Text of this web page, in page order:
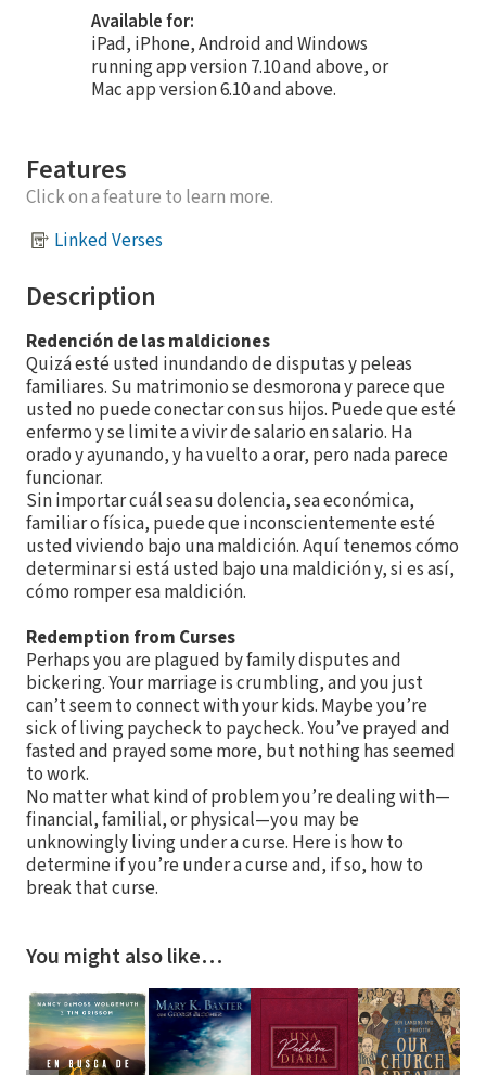
Available for:
iPad, iPhone, Android and Windows
running app version 7.10 and above, or
Mac app version 6.10 and above.
Features
Click on a feature to learn more.
Linked Verses
Description
Redención de las maldiciones
Quizá esté usted inundando de disputas y peleas
familiares. Su matrimonio se desmorona y parece que
usted no puede conectar con sus hijos. Puede que esté
enfermo y se limite a vivir de salario en salario. Ha
orado y ayunando, y ha vuelto a orar, pero nada parece
funcionar.
Sin importar cuál sea su dolencia, sea económica,
familiar o física, puede que inconscientemente esté
usted viviendo bajo una maldición. Aquí tenemos cómo
determinar si está usted bajo una maldición y, si es así,
cómo romper esa maldición.
Redemption from Curses
Perhaps you are plagued by family disputes and
bickering. Your marriage is crumbling, and you just
can’t seem to connect with your kids. Maybe you’re
sick of living paycheck to paycheck. You’ve prayed and
fasted and prayed some more, but nothing has seemed
to work.
No matter what kind of problem you’re dealing with—
financial, familial, or physical—you may be
unknowingly living under a curse. Here is how to
determine if you’re under a curse and, if so, how to
break that curse.
You might also like…